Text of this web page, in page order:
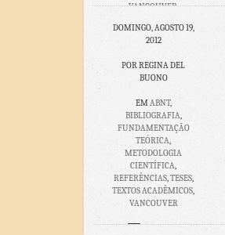
VANCOUVER,
16 COMENTÁRIOS
DOMINGO, AGOSTO 19,
2012
POR REGINA DEL
BUONO
EMABNT,
BIBLIOGRAFIA,
FUNDAMENTAÇÃO
TEÓRICA,
METODOLOGIA
CIENTÍFICA,
REFERÊNCIAS,TESES,
TEXTOS ACADÊMICOS,
VANCOUVER
NENHUM